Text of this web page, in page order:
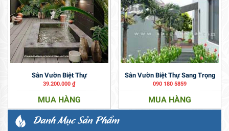
Sân Vườn Biệt Thự
39.200.000₫
MUA HÀNG
Sân Vườn Biệt Thự Sang Trọng
090 180 5859
MUA HÀNG
Danh Mục Sản Phẩm